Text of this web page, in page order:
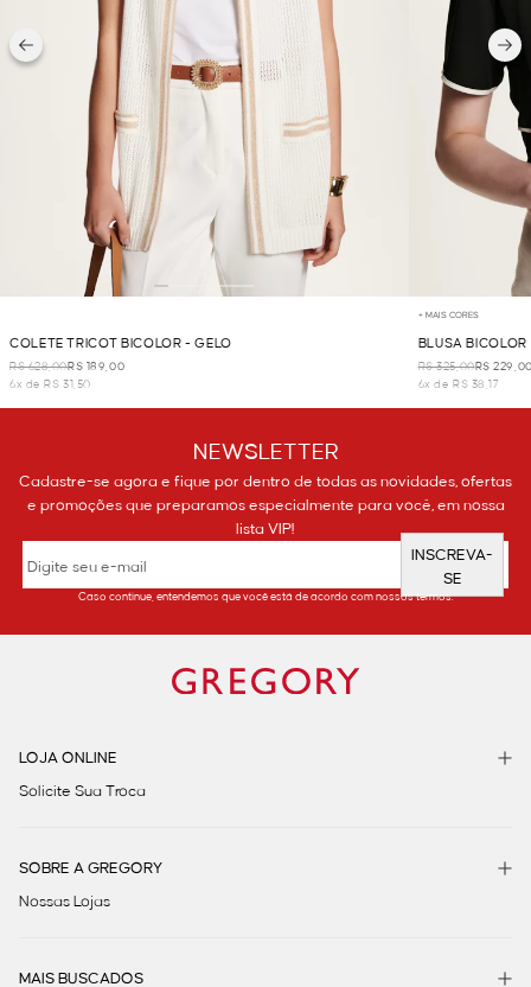
COLETE TRICOT BICOLOR - GELO
R$ 628,00R$ 189,00
6x de R$ 31,50
+ MAIS CORES
BLUSA BICOLOR
R$ 325,00R$
6x de R$ 38,17
NEWSLETTER
Cadastre-se agora e fique por dentro de todas as novidades, ofertas
e promoções que preparamos especialmente para você, em nossa
lista VIP!
INSCREVA-
SE
Caso continue, entendemos que você está de acordo com nossos termos.
LOJA ONLINE
Solicite Sua Troca
SOBRE A GREGORY
Nossas Lojas
MAIS BUSCADOS